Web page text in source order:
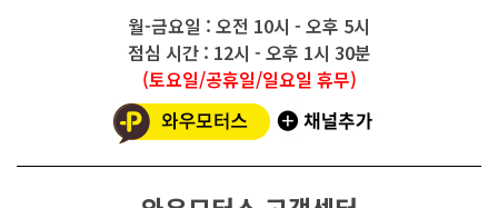
월-금요일 : 오전 10시 - 오후 5시
점심 시간 : 12시 - 오후 1시 30분
(토요일/공휴일/일요일 휴무)